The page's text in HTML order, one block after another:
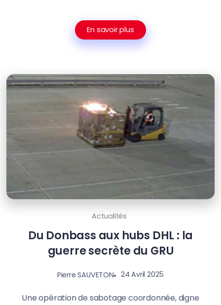
En savoir plus
Actualités
Du Donbass aux hubs DHL : la
guerre secrète du GRU
Pierre SAUVETON 24 Avril 2025
Une opération de sabotage coordonnée, digne